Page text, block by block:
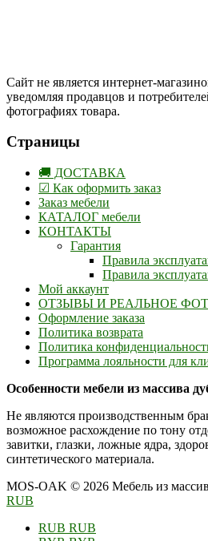
Сайт не является интернет-
уведомляя продавцов и
фотографиях товара.
Страницы
🚚 ДОСТАВКА
☑ Как оформить заказ
Заказ мебели
КАТАЛОГ мебели
КОНТАКТЫ
Гарантия
Правила
Правила
Мой аккаунт
ОТЗЫВЫ И РЕАЛЬНОЕ
Оформление заказа
Политика возврата
Политика
Программа лояльности для
Особенности мебели из массива
Не являются производственным
возможное расхождение по тону
завитки, глазки, ложные ядра,
синтетического материала.
MOS-OAK © 2026 Мебель из
RUB
RUB RUB